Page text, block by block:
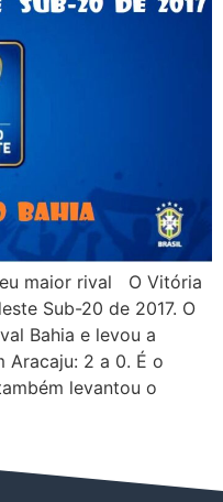
maior rival O Vitória
Sub-20 de 2017. O
Bahia e levou a
Aracaju: 2 a 0. É o
levantou o